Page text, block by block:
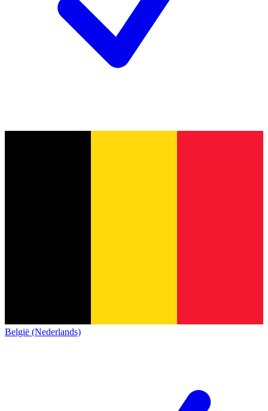
België (Nederlands)